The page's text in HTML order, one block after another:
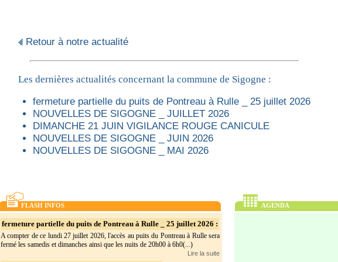
Retour à notre actualité
Les dernières actualités concernant la commune de Sigogne :
fermeture partielle du puits de Pontreau à Rulle _ 25 juillet 2026
NOUVELLES DE SIGOGNE _ JUILLET 2026
DIMANCHE 21 JUIN VIGILANCE ROUGE CANICULE
NOUVELLES DE SIGOGNE _ JUIN 2026
NOUVELLES DE SIGOGNE _ MAI 2026
FLASH INFOS AGENDA
fermeture partielle du puits de Pontreau à Rulle _ 25 juillet 2026 :
A compter de ce lundi 27 juillet 2026, l'accès au puits du Pontreau à Rulle sera
fermé les samedis et dimanches ainsi que les nuits de 20h00 à 6h0(...)
Lire la suite